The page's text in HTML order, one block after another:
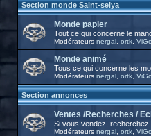
Section monde Saint-seiya
Monde papier
Tout ce qui concerne le
Modérateurs nergal, ortk, ViGo
Monde animé
Tous ce qui concerne les
Modérateurs nergal, ortk, ViGo
Section annonces
Ventes /Recherches /
Si vous vendez, recherchez
Modérateurs nergal, ortk, ViGo